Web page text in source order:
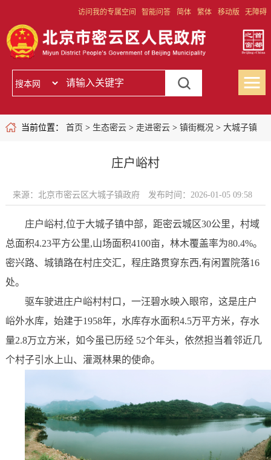
访问我的专属空间 智能问答 简体 繁体 移动版 无障碍
当前位置： 首页 > 生态密云> 走进密云> 镇街概况 > 大城子镇
庄户峪村
来源：北京市密云区大城子镇政府 发布时间：2026-01-05 09:58
庄户峪村,位于大城子镇中部，距密云城区30公里，村域
总面积4.23平方公里,山场面积4100亩，林木覆盖率为80.4%。
密兴路、城镇路在村庄交汇，程庄路贯穿东西,有闲置院落16
处。
驱车驶进庄户峪村村口，一汪碧水映入眼帘，这是庄户
峪外水库，始建于1958年，水库存水面积4.5万平方米，存水
量2.8万立方米，如今虽已历经 52个年头，依然担当着邻近几
个村子引水上山、灌溉林果的使命。